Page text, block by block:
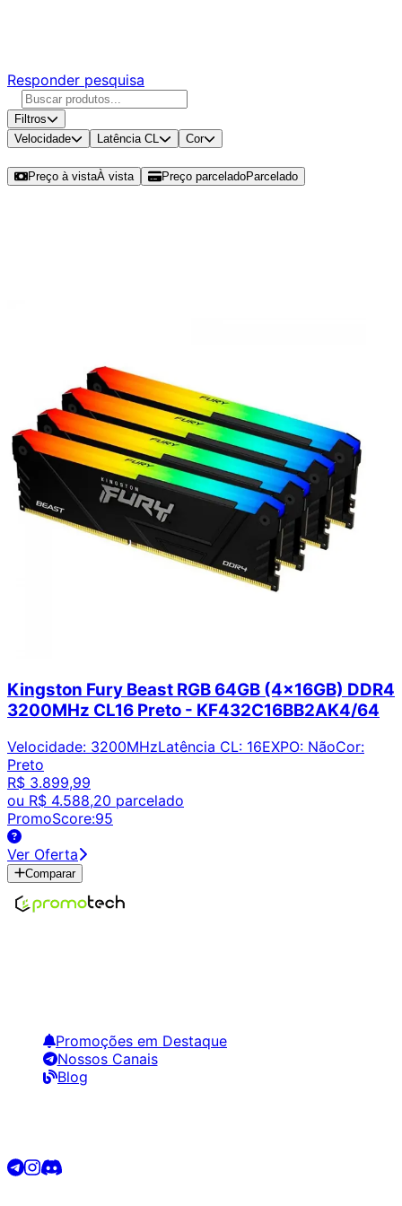
Responder pesquisa
Filtros
Velocidade
Latência CL Cor
Preço à vistaÀ vista Preço parceladoParcelado
Kingston Fury Beast RGB 64GB (4x16GB) DDR4
3200MHz CL16 Preto - KF432C16BB2AK4/64
Velocidade: 3200MHzLatência CL: 16EXPO: NãoCor:
Preto
R$ 3.899,99
ou R$ 4.588,20 parcelado
PromoScore:95
Ver Oferta
Comparar
Promoções em Destaque
Nossos Canais
Blog